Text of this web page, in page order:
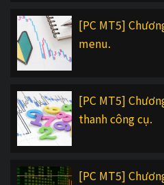
[PC MT5]
menu.
[PC MT5]
thanh công cụ.
[PC MT5]